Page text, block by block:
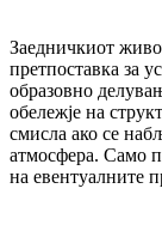
Заедничкиот
претпоставка за
образовно
обележје на
смисла ако се
атмосфера. Само
на евентуалните